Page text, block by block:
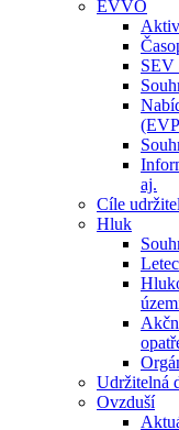
EVVO
SEV
aj.
Cíle
Hluk
Udržitelná
Ovzduší